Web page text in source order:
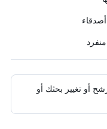
أصدقاء
منفرد
أو تغيير بحثك أو